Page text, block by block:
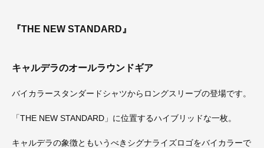
『THE NEW STANDARD』
キャルデラのオールラウンドギア
バイカラースタンダードシャツからロングスリーブの登場です。
「THE NEW STANDARD」に位置するハイブリッドな一枚。
キャルデラの象徴ともいうべきシグナライズロゴをバイカラーで